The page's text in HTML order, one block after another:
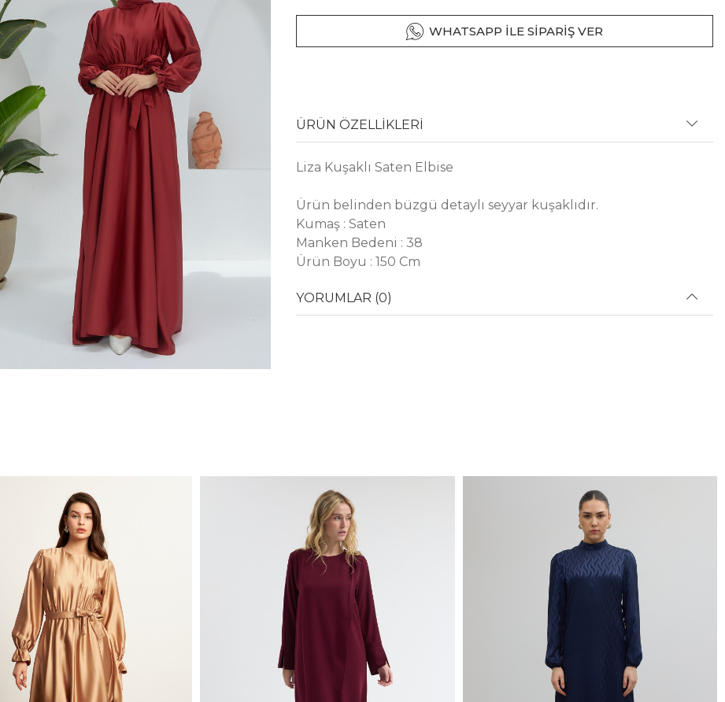
WHATSAPP İLE SİPARİŞ VER
ÜRÜN ÖZELLİKLERİ
Liza Kuşaklı Saten Elbise
Ürün belinden büzgü detaylı seyyar kuşaklıdır.
Kumaş : Saten
Manken Bedeni : 38
Ürün Boyu : 150 Cm
YORUMLAR (0)